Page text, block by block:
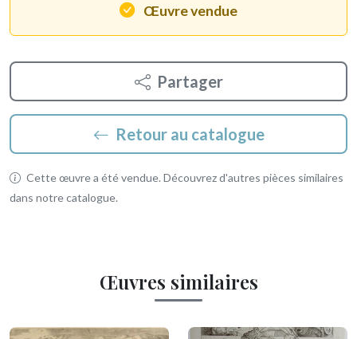
Œuvre vendue
Partager
Retour au catalogue
Cette œuvre a été vendue. Découvrez d'autres pièces similaires
dans notre catalogue.
Œuvres similaires